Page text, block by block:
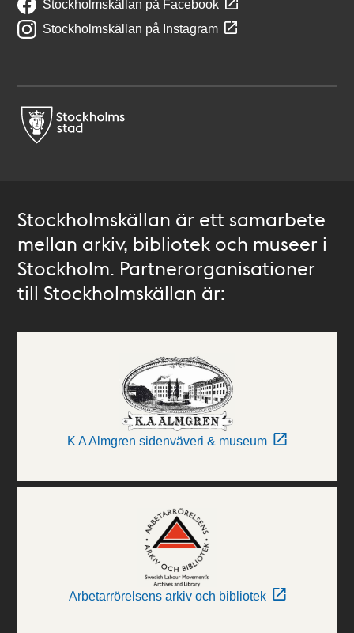
Stockholmskällan på Facebook
Stockholmskällan på Instagram
Stockholmskällan är ett samarbete
mellan arkiv, bibliotek och museer i
Stockholm. Partnerorganisationer
till Stockholmskällan är:
K A Almgren sidenväveri & museum
Arbetarrörelsens arkiv och bibliotek